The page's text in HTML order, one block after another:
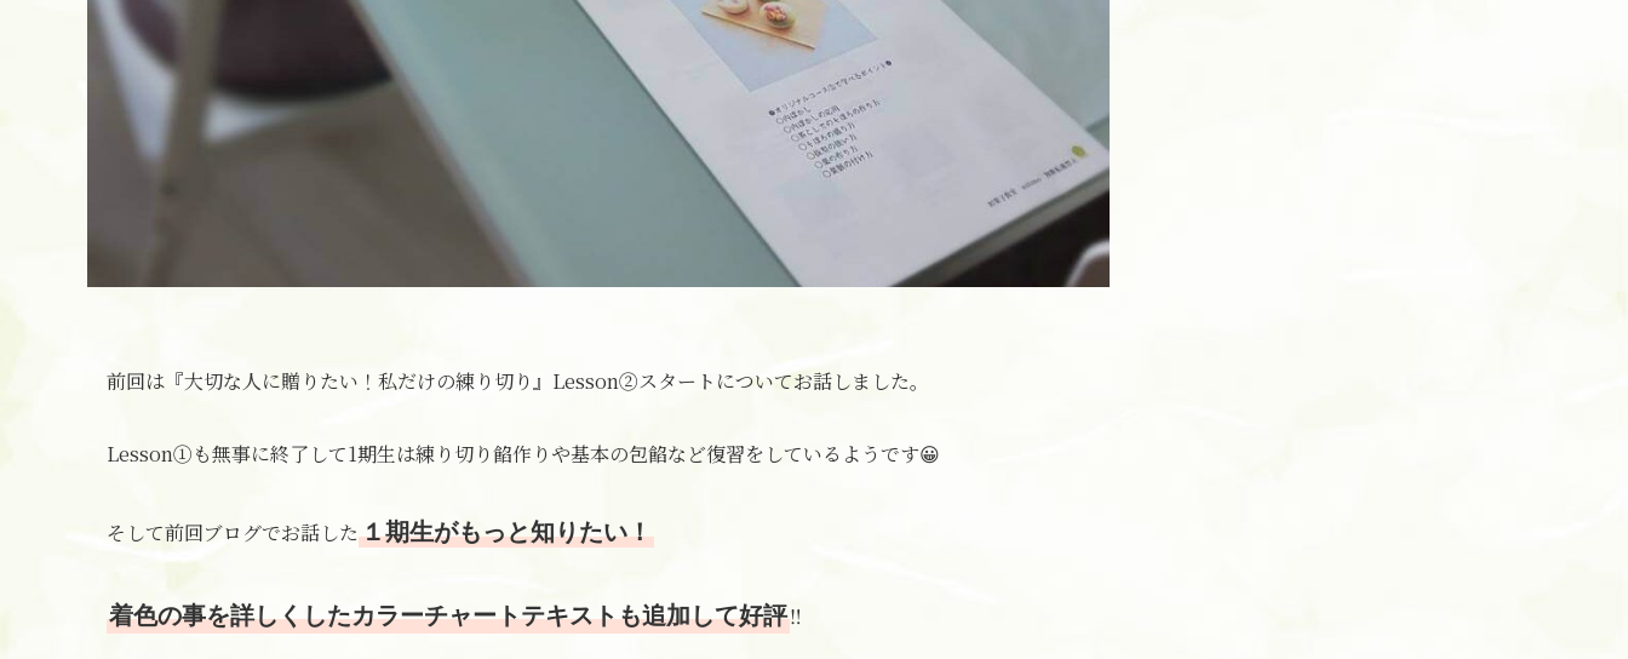
前回は『大切な人に贈りたい！私だけの練り切り』Lesson②スタートについてお話しました。
Lesson①も無事に終了して1期生は練り切り餡作りや基本の包餡など復習をしているようです😀
そして前回ブログでお話した１期生がもっと知りたい！
着色の事を詳しくしたカラーチャートテキストも追加して好評‼